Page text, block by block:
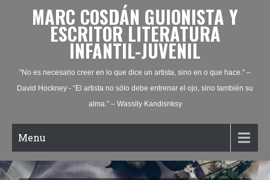
MARC COSDÁN GUIONISTA Y
ESCRITOR LITERATURA
INFANTIL-JUVENIL
"No es necesario creer en lo que dice un artista, sino en o que hace.” –
David Hockney - “El artista no sólo debe entrenar el ojo, sino también su
alma.” – Wassily Kandisnksy
Menu